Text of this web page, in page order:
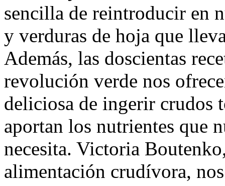
sencilla de reintroducir en
y verduras de hoja que
Además, las doscientas
revolución verde nos
deliciosa de ingerir crudos
aportan los nutrientes que
necesita. Victoria
alimentación crudívora,